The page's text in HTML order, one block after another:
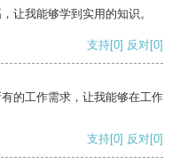
让我能够学到实用的知识。
支持[0] 反对[0]
的工作需求，让我能够在工作
支持[0] 反对[0]